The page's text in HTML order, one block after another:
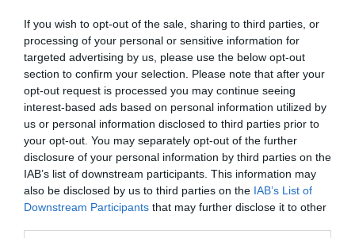
If you wish to opt-out of the sale, sharing to third parties, or
processing of your personal or sensitive information for
targeted advertising by us, please use the below opt-out
section to confirm your selection. Please note that after your
opt-out request is processed you may continue seeing
interest-based ads based on personal information utilized by
us or personal information disclosed to third parties prior to
your opt-out. You may separately opt-out of the further
disclosure of your personal information by third parties on the
IAB’s list of downstream participants. This information may
also be disclosed by us to third parties on the IAB’s List of
Downstream Participants that may further disclose it to other
décembre 2022
novembre 2022
octobre 2022
septembre 2022
juillet 2022
juin 2022
mai 2022
avril 2022